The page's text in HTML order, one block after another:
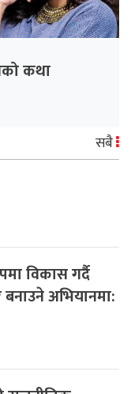
कथा
सबै
विकास गर्दै
अभियानमा: